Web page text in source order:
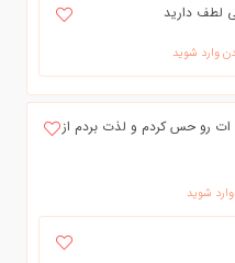
لطف دارید
وارد شوید
ات رو حس کردم و لذت بردم از
شوید